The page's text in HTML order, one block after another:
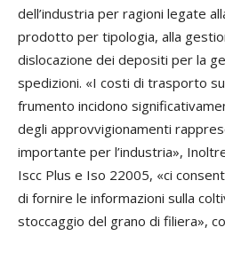
dell’industria per ragioni legate
prodotto per tipologia, alla
dislocazione dei depositi per la
spedizioni. «I costi di trasporto
frumento incidono
degli approvvigionamenti
importante per l’industria»,
Iscc Plus e Iso 22005, «ci
di fornire le informazioni sulla
stoccaggio del grano di filiera»,